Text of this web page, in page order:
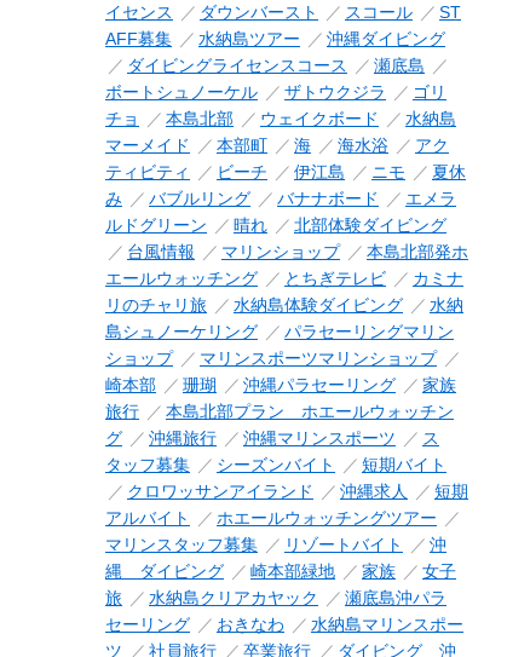
イセンス
ダウンバースト スコール
ST
AFF募集
水納島ツアー
沖縄ダイビング
ダイビングライセンスコース
瀬底島
ボートシュノーケル
ザトウクジラ
ゴリ
チョ
本島北部 ウェイクボード
水納島
マーメイド
本部町 海 海水浴
アク
ティビティ
ビーチ 伊江島 ニモ
夏休
み
バブルリング バナナボード
エメラ
ルドグリーン
晴れ
北部体験ダイビング
台風情報
マリンショップ
本島北部発ホ
エールウォッチング
とちぎテレビ
カミナ
リのチャリ旅
水納島体験ダイビング
水納
島シュノーケリング
パラセーリングマリン
ショップ
マリンスポーツマリンショップ
崎本部
珊瑚 沖縄パラセーリング
家族
旅行
本島北部プラン ホエールウォッチン
グ
沖縄旅行 沖縄マリンスポーツ
ス
タッフ募集
シーズンバイト
短期バイト
クロワッサンアイランド
沖縄求人
短期
アルバイト
ホエールウォッチングツアー
マリンスタッフ募集
リゾートバイト
沖
縄 ダイビング
崎本部緑地 家族
女子
旅
水納島クリアカヤック
瀬底島沖パラ
セーリング
おきなわ
水納島マリンスポー
ツ
社員旅行 卒業旅行 ダイビング 沖